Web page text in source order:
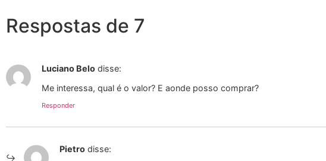
Respostas de 7
Luciano Belo disse:
Me interessa, qual é o valor? E aonde posso comprar?
Responder
Pietro disse: